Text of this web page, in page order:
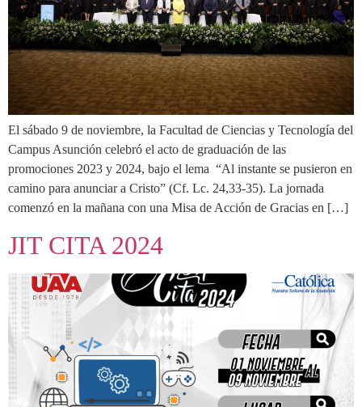
El sábado 9 de noviembre, la Facultad de Ciencias y Tecnología del
Campus Asunción celebró el acto de graduación de las
promociones 2023 y 2024, bajo el lema “Al instante se pusieron en
camino para anunciar a Cristo” (Cf. Lc. 24,33-35). La jornada
comenzó en la mañana con una Misa de Acción de Gracias en […]
JIT CITA 2024